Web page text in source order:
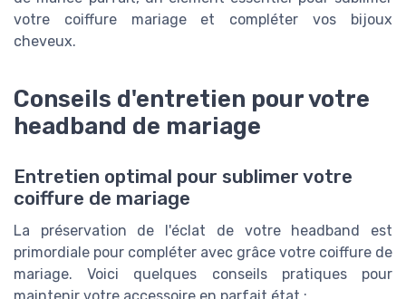
votre coiffure mariage et compléter vos bijoux
cheveux.
Conseils d'entretien pour votre
headband de mariage
Entretien optimal pour sublimer votre
coiffure de mariage
La préservation de l'éclat de votre headband est
primordiale pour compléter avec grâce votre coiffure de
mariage. Voici quelques conseils pratiques pour